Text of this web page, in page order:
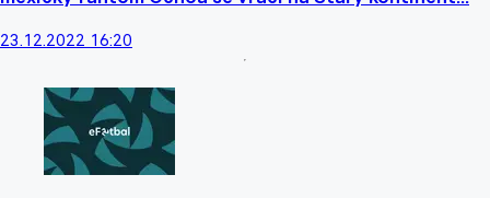
23.12.2022 16:20